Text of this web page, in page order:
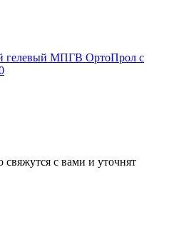
гелевый МПГВ ОртоПрол с
с вами и уточнят